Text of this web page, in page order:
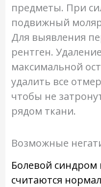
предметы. При
подвижный моляр
Для выявления
рентген.
максимальной
удалить все
чтобы не
рядом ткани.
Возможные
Болевой синдром
считаются